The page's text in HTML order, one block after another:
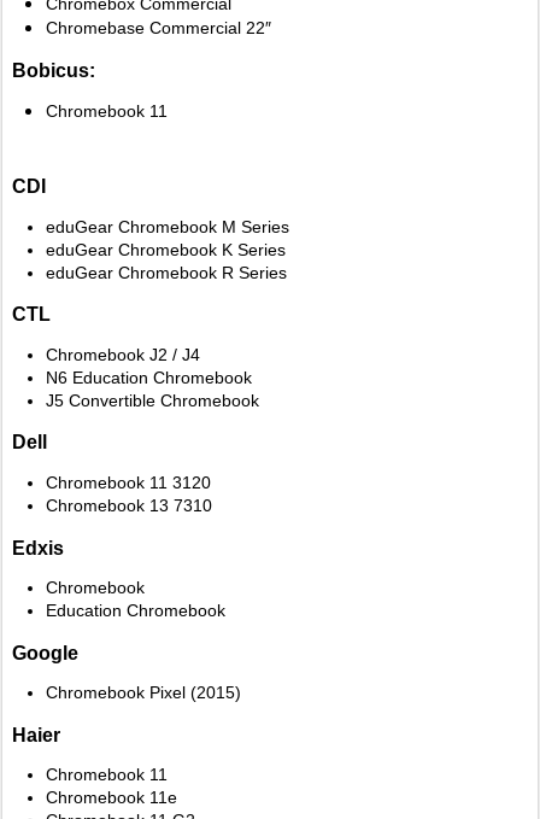
Chromebase Commercial 22″
Bobicus:
Chromebook 11
CDI
eduGear Chromebook M Series
eduGear Chromebook K Series
eduGear Chromebook R Series
CTL
Chromebook J2 / J4
N6 Education Chromebook
J5 Convertible Chromebook
Dell
Chromebook 11 3120
Chromebook 13 7310
Edxis
Chromebook
Education Chromebook
Google
Chromebook Pixel (2015)
Haier
Chromebook 11
Chromebook 11e